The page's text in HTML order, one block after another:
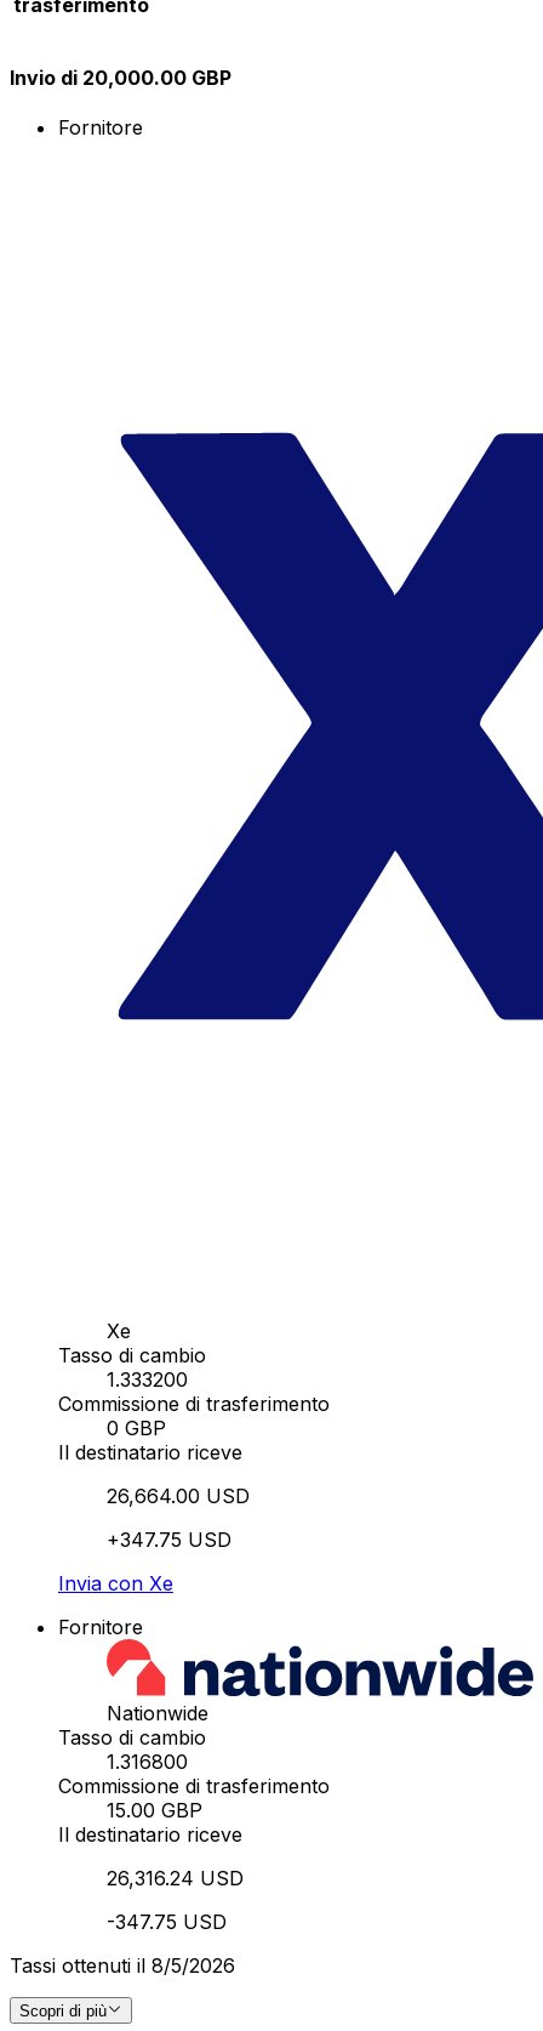
Invio di 20,000.00 GBP
Fornitore
Xe
Tasso di cambio
1.333200
Commissione di trasferimento
0 GBP
Il destinatario riceve
26,664.00 USD
+347.75 USD
Invia con Xe
Fornitore
Nationwide
Tasso di cambio
1.316800
Commissione di trasferimento
15.00 GBP
Il destinatario riceve
26,316.24 USD
-347.75 USD
Tassi ottenuti il 8/5/2026
Scopri di più